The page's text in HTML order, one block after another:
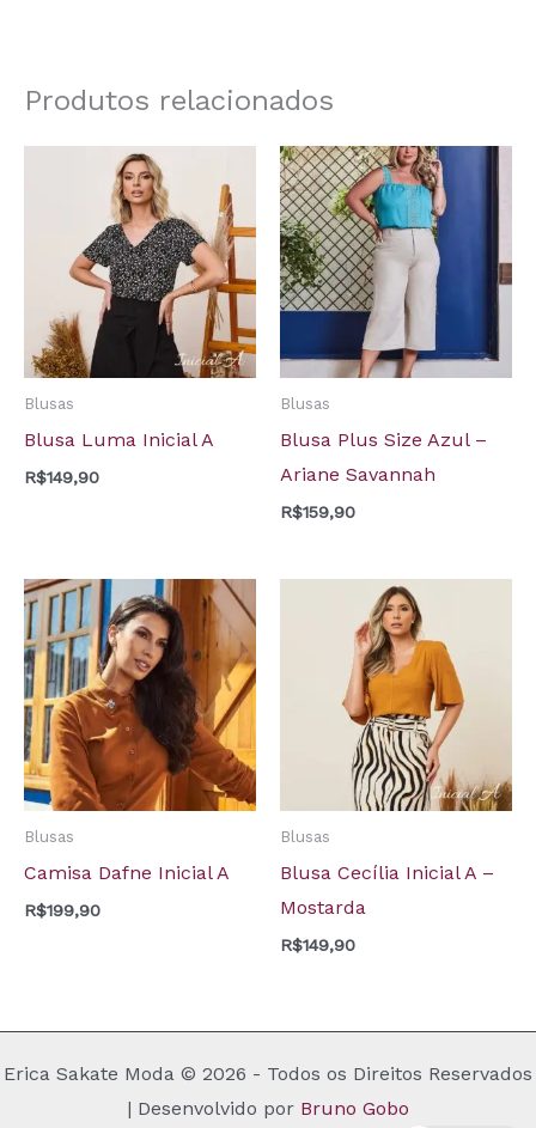
Produtos relacionados
Blusas
Blusa Luma Inicial A
R$149,90
Blusas
Blusa Plus Size Azul –
Ariane Savannah
R$159,90
Blusas
Camisa Dafne Inicial A
R$199,90
Blusas
Blusa Cecília Inicial A –
Mostarda
R$149,90
Erica Sakate Moda © 2026 - Todos os Direitos Reservados
| Desenvolvido por Bruno Gobo